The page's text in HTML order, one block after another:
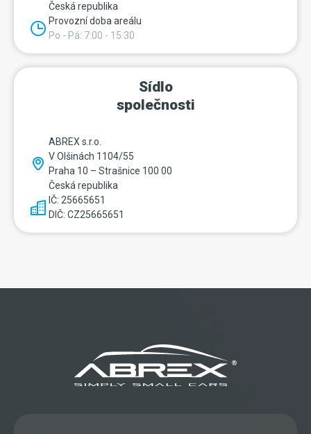
Česká republika
Provozní doba areálu
Po - Pá: 7:00 - 15:30
Sídlo
společnosti
ABREX s.r.o.
V Olšinách 1104/55
Praha 10 – Strašnice 100 00
Česká republika
IČ: 25665651
DIČ: CZ25665651